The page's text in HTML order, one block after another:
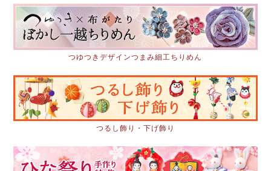
つゆつきデザインつまみ細工ちりめん
つるし飾り・下げ飾り